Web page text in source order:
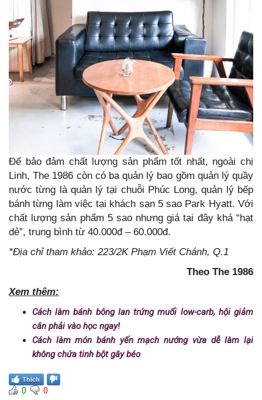
Để bảo đảm chất lượng sản phẩm tốt nhất, ngoài chị
Linh, The 1986 còn có ba quản lý bao gồm quản lý quầy
nước từng là quản lý tại chuỗi Phúc Long, quản lý bếp
bánh từng làm việc tại khách sạn 5 sao Park Hyatt. Với
chất lượng sản phẩm 5 sao nhưng giá tại đây khá “hạt
dẻ”, trung bình từ 40.000đ – 60.000đ.
*Địa chỉ tham khảo: 223/2K Phạm Viết Chánh, Q.1
Theo The 1986
Xem thêm:
Cách làm bánh bông lan trứng muối low-carb, hội giảm
cân phải vào học ngay!
Cách làm món bánh yến mạch nướng vừa dễ làm lại
không chứa tinh bột gây béo
Thích
0 0